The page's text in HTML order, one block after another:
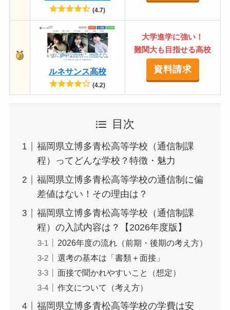
(4.7)
ルネサンス高校
(4.2)
大学進学に強い！
難関大も目指せる高校
資料請求
目次
福岡県立博多青松高等学校（通信制課
程）ってどんな学校？特徴・魅力
福岡県立博多青松高等学校の通信制に偏
差値はない！その理由は？
福岡県立博多青松高等学校（通信制課
程）の入試内容は？【2026年度版】
2026年度の流れ（前期・後期の考え方）
選考の基本は「書類＋面接」
面接で聞かれやすいこと（想定）
作文について（考え方）
福岡県立博多青松高等学校の学費は安